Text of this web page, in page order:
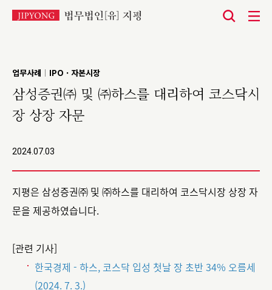
업무사례 | IPO · 자본시장
삼성증권㈜ 및 ㈜하스를 대리하여 코스닥시
장 상장 자문
2024.07.03
지평은 삼성증권㈜ 및 ㈜하스를 대리하여 코스닥시장 상장 자
문을 제공하였습니다.
[관련 기사]
한국경제 - 하스, 코스닥 입성 첫날 장 초반 34% 오름세
(2024. 7. 3.)